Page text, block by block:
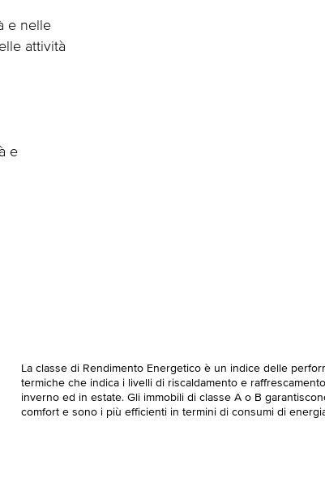
e nelle
attività
e
La classe di Rendimento Energetico è un indice delle
termiche che indica i livelli di riscaldamento e
inverno ed in estate. Gli immobili di classe A o B
comfort e sono i più efficienti in termini di consumi di